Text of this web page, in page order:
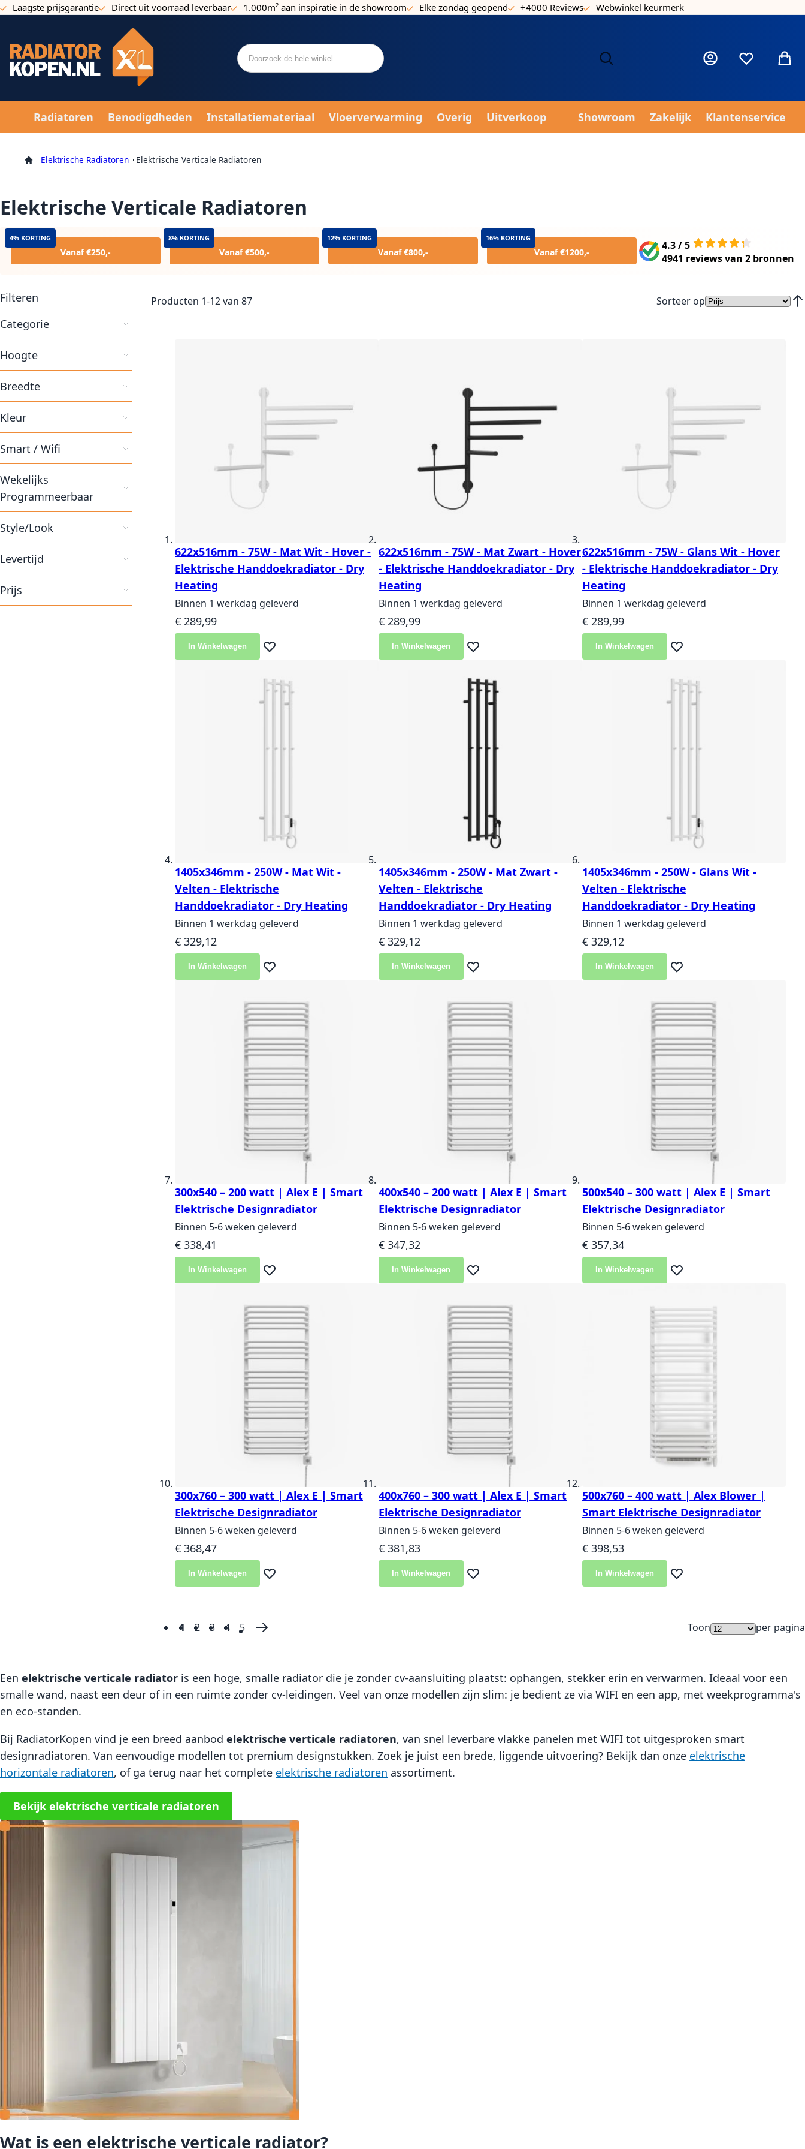
Ga naar de inhoud
Laagste prijsgarantie Direct uit voorraad leverbaar 1.000m² aan inspiratie in de showroom Elke zondag geopend +4000 Reviews Webwinkel keurmerk
Mijn accountVerlanglijst
Radiatoren Benodigdheden Installatiemateriaal Vloerverwarming Overig Uitverkoop Showroom Zakelijk Klantenservice
Elektrische Radiatoren Elektrische Verticale Radiatoren
Elektrische Verticale Radiatoren
4% KORTING
Vanaf €250,-
8% KORTING
Vanaf €500,-
12% KORTING
Vanaf €800,-
16% KORTING
Vanaf €1200,-
4.3 / 5
4941 reviewsvan 2 bronnen
Filteren
Categorie
Hoogte
Breedte
Kleur
Smart / Wifi
Wekelijks
Programmeerbaar
Style/Look
Levertijd
Prijs
Producten 1-12van 87
Sorteer op
622x516mm - 75W - Mat Wit - Hover -
Elektrische Handdoekradiator - Dry
Heating
Binnen 1 werkdag geleverd
€ 289,99
In Winkelwagen Voeg toe aan verlanglijst
622x516mm - 75W - Mat Zwart - Hover
- Elektrische Handdoekradiator - Dry
Heating
Binnen 1 werkdag geleverd
€ 289,99
In Winkelwagen Voeg toe aan verlanglijst
622x516mm - 75W - Glans Wit - Hover
- Elektrische Handdoekradiator - Dry
Heating
Binnen 1 werkdag geleverd
€ 289,99
In Winkelwagen Voeg toe aan verlanglijst
1405x346mm - 250W - Mat Wit -
Velten - Elektrische
Handdoekradiator - Dry Heating
Binnen 1 werkdag geleverd
€ 329,12
In Winkelwagen Voeg toe aan verlanglijst
1405x346mm - 250W - Mat Zwart -
Velten - Elektrische
Handdoekradiator - Dry Heating
Binnen 1 werkdag geleverd
€ 329,12
In Winkelwagen Voeg toe aan verlanglijst
1405x346mm - 250W - Glans Wit -
Velten - Elektrische
Handdoekradiator - Dry Heating
Binnen 1 werkdag geleverd
€ 329,12
In Winkelwagen Voeg toe aan verlanglijst
300x540 – 200 watt | Alex E | Smart
Elektrische Designradiator
Binnen 5-6 weken geleverd
€ 338,41
In Winkelwagen Voeg toe aan verlanglijst
400x540 – 200 watt | Alex E | Smart
Elektrische Designradiator
Binnen 5-6 weken geleverd
€ 347,32
In Winkelwagen Voeg toe aan verlanglijst
500x540 – 300 watt | Alex E | Smart
Elektrische Designradiator
Binnen 5-6 weken geleverd
€ 357,34
In Winkelwagen Voeg toe aan verlanglijst
300x760 – 300 watt | Alex E | Smart
Elektrische Designradiator
Binnen 5-6 weken geleverd
€ 368,47
In Winkelwagen Voeg toe aan verlanglijst
400x760 – 300 watt | Alex E | Smart
Elektrische Designradiator
Binnen 5-6 weken geleverd
€ 381,83
In Winkelwagen Voeg toe aan verlanglijst
500x760 – 400 watt | Alex Blower |
Smart Elektrische Designradiator
Binnen 5-6 weken geleverd
€ 398,53
In Winkelwagen Voeg toe aan verlanglijst
PaginaU lees momenteel pagina
1 Pagina
2 Pagina
3 Pagina
4 Pagina
5 Pagina
Volgende Toon per pagina
Een elektrische verticale radiator is een hoge, smalle radiator die je zonder cv-aansluiting plaatst: ophangen, stekker erin en verwarmen. Ideaal voor een
smalle wand, naast een deur of in een ruimte zonder cv-leidingen. Veel van onze modellen zijn slim: je bedient ze via WIFI en een app, met weekprogramma's
en eco-standen.
Bij RadiatorKopen vind je een breed aanbod elektrische verticale radiatoren, van snel leverbare vlakke panelen met WIFI tot uitgesproken smart
designradiatoren. Van eenvoudige modellen tot premium designstukken. Zoek je juist een brede, liggende uitvoering? Bekijk dan onze elektrische
horizontale radiatoren, of ga terug naar het complete elektrische radiatoren assortiment.
Bekijk elektrische verticale radiatoren
Wat is een elektrische verticale radiator?